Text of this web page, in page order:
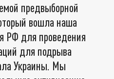
предвыборной
вошла наша
РФ для проведения
для подрыва
Украины. Мы